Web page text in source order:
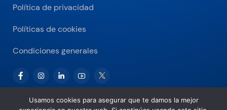
Política de privacidad
Políticas de cookies
Condiciones generales
Usamos cookies para asegurar que te damos la mejor